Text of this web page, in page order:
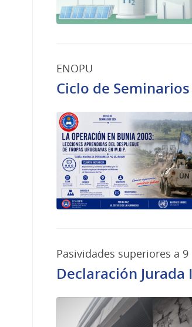
ENOPU
Ciclo de
Pasividades superiores a 9
Declaración Jurada